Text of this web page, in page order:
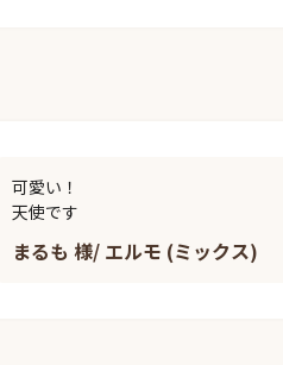
可愛い！
天使です
まるも 様/ エルモ (ミックス)